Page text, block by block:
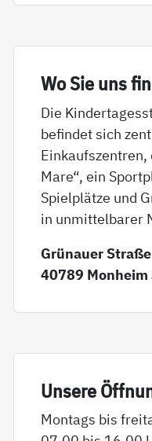
Wo Sie uns
Die
befindet sich
Einkaufszentren,
Mare“, ein
Spielplätze und
in unmittelbarer
Grünauer
40789 Monheim
Un­se­re
Montags bis